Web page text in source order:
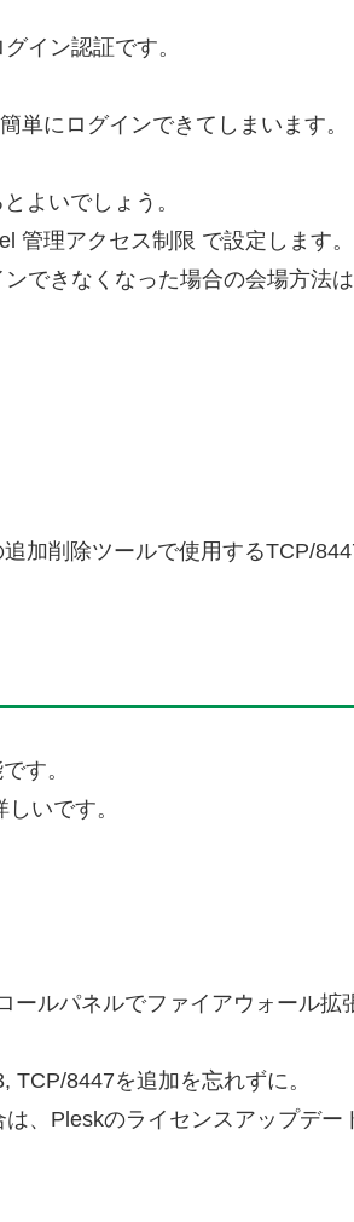
イン認証です。
単にログインできてしまいます。
よいでしょう。
管理アクセス制限 で設定します。
できなくなった場合の会場方法
加削除ツールで使用するTCP/
す。
いです。
ルパネルでファイアウォール拡
8447を追加を忘れずに。
、Pleskのライセンスアップデー